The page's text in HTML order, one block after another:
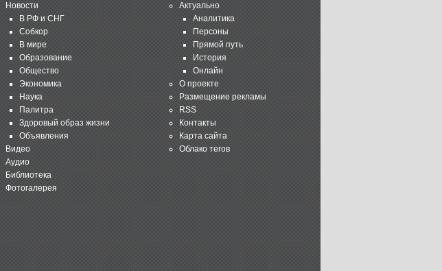
Новости
В РФ и СНГ
Собкор
В мире
Образование
Общество
Экономика
Наука
Палитра
Здоровый образ жизни
Объявления
Видео
Аудио
Библиотека
Фотогалерея
Актуально
Аналитика
Персоны
Прямой путь
История
Онлайн
О проекте
Размещение рекламы
RSS
Контакты
Карта сайта
Облако тегов